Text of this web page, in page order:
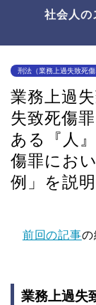
社会人
刑法（業務上過失致死傷
業務上過
失致死傷
ある『人
傷罪にお
例」を説明
前回の記事の
業務上過失